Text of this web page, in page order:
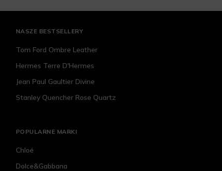
NASZE BESTSELLERY
Tom Ford Ombre Leather
Hermes Terre D'Hermes
Jean Paul Gaultier Divine
Stanley Quencher Rose Quartz
POPULARNE MARKI
Chloé
Dolce&Gabbana